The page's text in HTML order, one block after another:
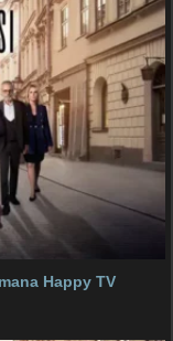
Happy TV